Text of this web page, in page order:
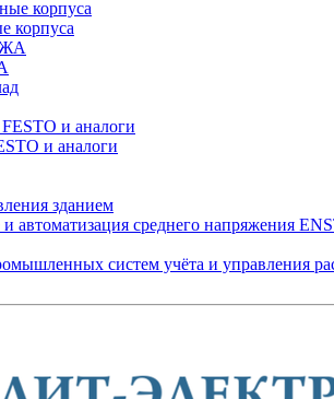
корпуса
и аналоги
зданием
и автоматизация среднего напряжения
систем учёта и управления